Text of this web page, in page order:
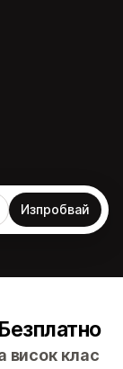
Изпробвай
Безплатно
висок клас